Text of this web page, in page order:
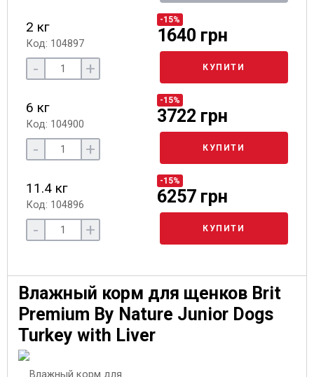
2 кг
Код: 104897
-15%
1640 грн
- + КУПИТИ
6 кг
Код: 104900
-15%
3722 грн
- + КУПИТИ
11.4 кг
Код: 104896
-15%
6257 грн
- + КУПИТИ
Влажный корм для щенков Brit
Premium By Nature Junior Dogs
Turkey with Liver